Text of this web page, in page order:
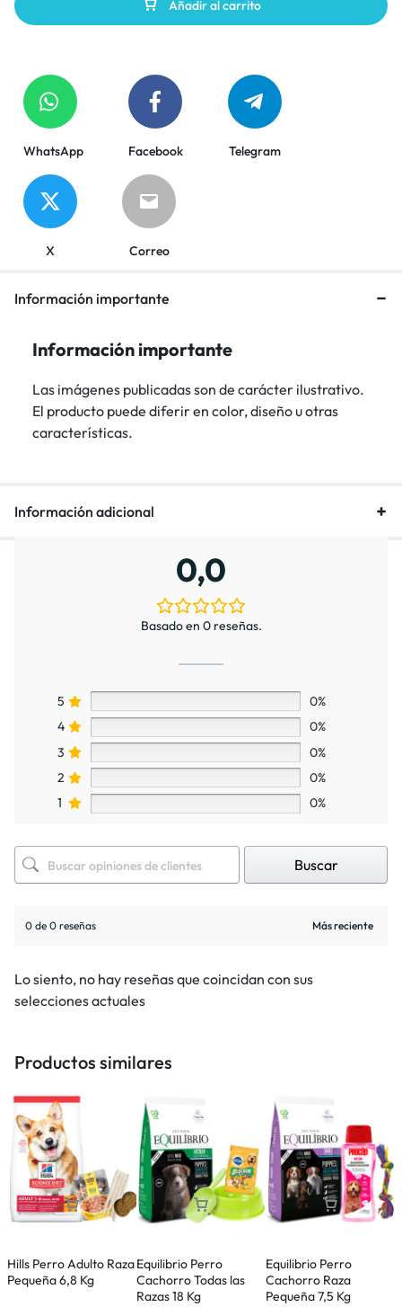
Añadir al carrito
WhatsApp Facebook Telegram
X Correo
Información importante
Información importante
Las imágenes publicadas son de carácter ilustrativo.
El producto puede diferir en color, diseño u otras
características.
Información adicional
0,0
Basado en 0 reseñas.
5
0%
4
0%
3
0%
2
0%
1
0%
Buscar
0 de 0 reseñas
Lo siento, no hay reseñas que coincidan con sus
selecciones actuales
Productos similares
Hills Perro Adulto Raza
Pequeña 6,8 Kg
Equilibrio Perro
Cachorro Todas las
Razas 18 Kg
Equilibrio Perro
Cachorro Raza
Pequeña 7,5 Kg